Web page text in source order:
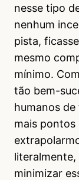
nesse tipo
nenhum
pista,
mesmo
mínimo.
tão bem-
humanos
mais
literalmente,
minimizar